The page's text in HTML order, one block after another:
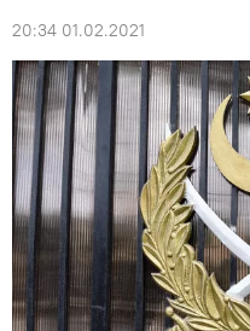
20:34 01.02.2021